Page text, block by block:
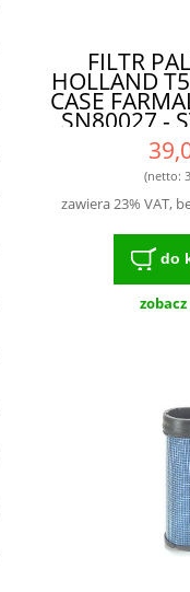
FILTR
HOLLAND
CASE
SN80027 -
DO
(netto:
zawiera 23% VAT,
do